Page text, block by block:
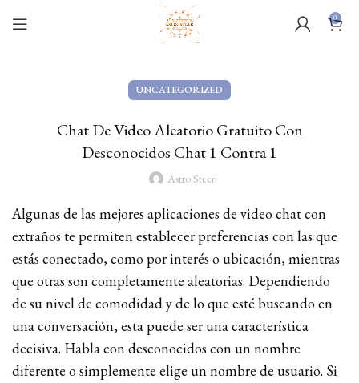
0
UNCATEGORIZED
Chat De Video Aleatorio Gratuito Con
Desconocidos Chat 1 Contra 1
Astro Steer
Algunas de las mejores aplicaciones de video chat con
extraños te permiten establecer preferencias con las que
estás conectado, como por interés o ubicación, mientras
que otras son completamente aleatorias. Dependiendo
de su nivel de comodidad y de lo que esté buscando en
una conversación, esta puede ser una característica
decisiva. Habla con desconocidos con un nombre
diferente o simplemente elige un nombre de usuario. Si